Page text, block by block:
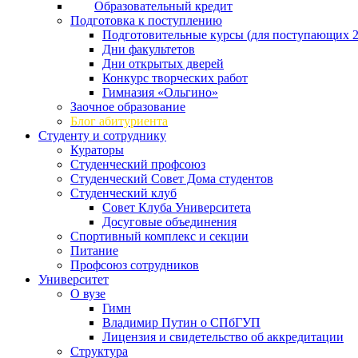
Образовательный кредит
Подготовка к поступлению
Подготовительные курсы (для поступающих
Дни факультетов
Дни открытых дверей
Конкурс творческих работ
Гимназия «Ольгино»
Заочное образование
Блог абитуриента
Студенту и сотруднику
Кураторы
Студенческий профсоюз
Студенческий Совет Дома студентов
Студенческий клуб
Совет Клуба Университета
Досуговые объединения
Спортивный комплекс и секции
Питание
Профсоюз сотрудников
Университет
О вузе
Гимн
Владимир Путин о СПбГУП
Лицензия и свидетельство об аккредитации
Структура